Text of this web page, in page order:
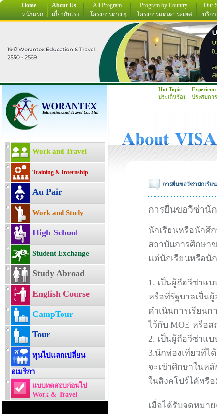
Home
หน้าแรก
About Us
เกี่ยวกับเรา
All Program
โครงการต่าง ๆ
Program by Country
โครงการแต่ละประเทศ
Our
บริกา
Work and Travel
Training & Internship
Au Pair
Work and Study
High School
Student Exchange
Study Abroad
English Course
CampTour
Tour
ทุนไปแลกเปลี่ยน
อเมริกา
แบบทดสอบก่อนไป
Work & Travel
Hot Topic
ประเด็นร้อน
Experience
ประสบกา
การยื่นขอวีซ่านักเรียน
การยื่นขอวีซ่านัก
นักเรียนหรือนักศึ
สถาบันการศึกษาข
แต่นักเรียนหรือนั
1. เป็นผู้ถือวีซ่าแบ
หรือที่รัฐบาลเป็นผู้
ดำเนินการเรียนก
ไว้กับ MOE หรือส
2. เป็นผู้ถือวีซ่าแบ
3.นักท่องเที่ยวที่ไ
จะเข้าศึกษาในห
ในสิงคโปร์ได้หรือ
เมื่อได้รับจดหมา